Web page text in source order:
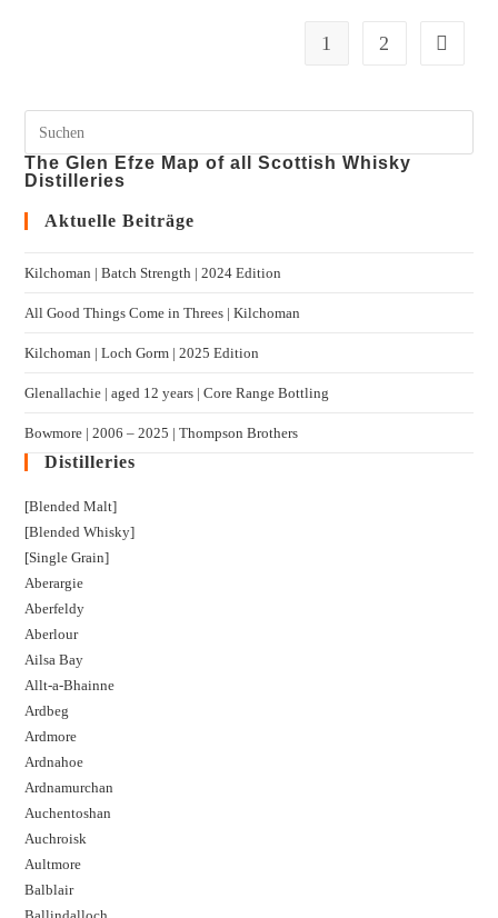
1 2
The Glen Efze Map of all Scottish Whisky
Distilleries
Aktuelle Beiträge
Kilchoman | Batch Strength | 2024 Edition
All Good Things Come in Threes | Kilchoman
Kilchoman | Loch Gorm​ | 2025 Edition
Glenallachie | aged 12 years | Core Range Bottling
Bowmore | 2006 – 2025 | Thompson Brothers
Distilleries
[Blended Malt]
[Blended Whisky]
[Single Grain]
Aberargie
Aberfeldy
Aberlour
Ailsa Bay
Allt-a-Bhainne
Ardbeg
Ardmore
Ardnahoe
Ardnamurchan
Auchentoshan
Auchroisk
Aultmore
Balblair